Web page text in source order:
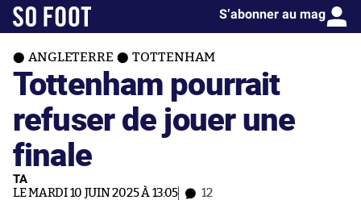
S’abonner au mag
ANGLETERRE TOTTENHAM
Tottenham pourrait
refuser de jouer une
finale
TA
LE MARDI 10 JUIN 2025 À 13:05 12